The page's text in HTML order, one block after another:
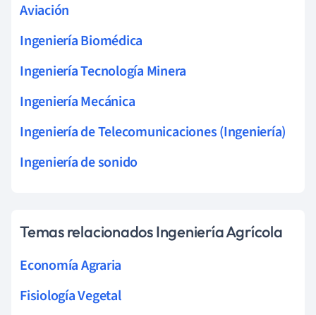
Aviación
Ingeniería Biomédica
Ingeniería Tecnología Minera
Ingeniería Mecánica
Ingeniería de Telecomunicaciones (Ingeniería)
Ingeniería de sonido
Temas relacionados Ingeniería Agrícola
Economía Agraria
Fisiología Vegetal